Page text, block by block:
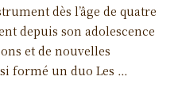
dès l’âge de quatre
depuis son adolescence
et de nouvelles
formé un duo Les …